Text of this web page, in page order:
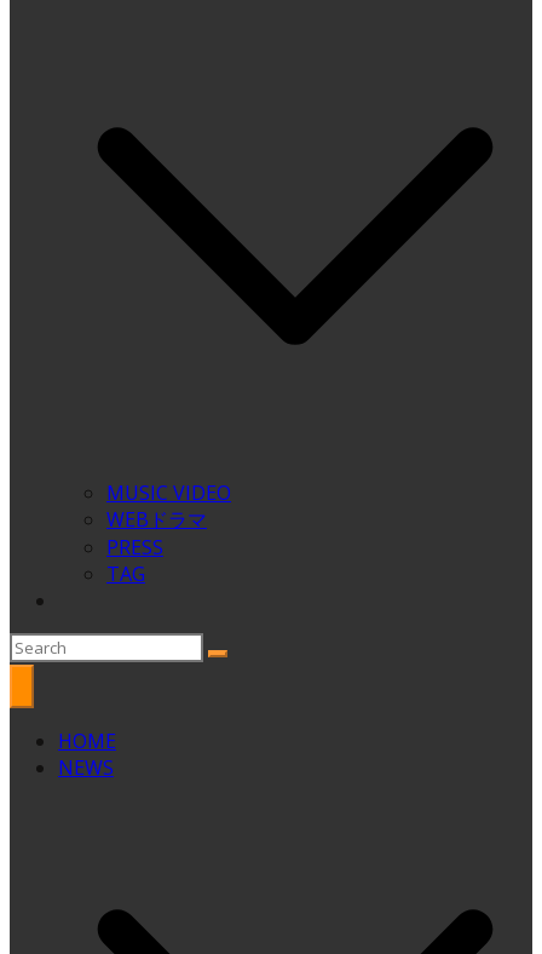
MUSIC VIDEO
WEBドラマ
PRESS
TAG
HOME
NEWS